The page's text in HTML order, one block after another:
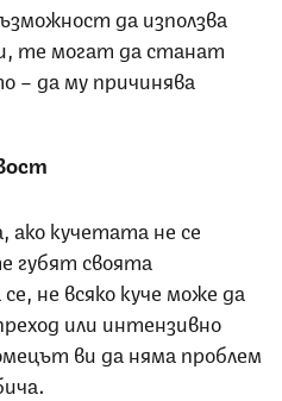
да използва
те могат да станат
– да му причинява
ако кучетата не се
губят своята
не всяко куче може да
или интензивно
ви да няма проблем